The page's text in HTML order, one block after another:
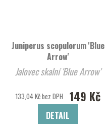
Juniperus scopulorum 'Blue
Arrow'
Jalovec skalní 'Blue Arrow'
133,04 Kč bez DPH 149 Kč
DETAIL